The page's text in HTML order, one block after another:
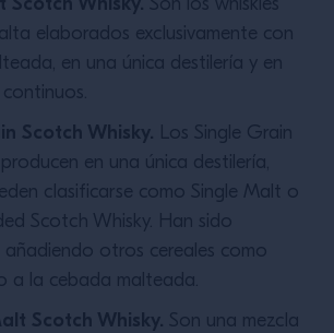
Son los whiskies
elaborados exclusivamente con
en una única destilería y en
Scotch Whisky. Los Single Grain
en una única destilería,
clasificarse como Single Malt o
Scotch Whisky. Han sido
otros cereales como
a la cebada malteada.
Scotch Whisky. Son una mezcla